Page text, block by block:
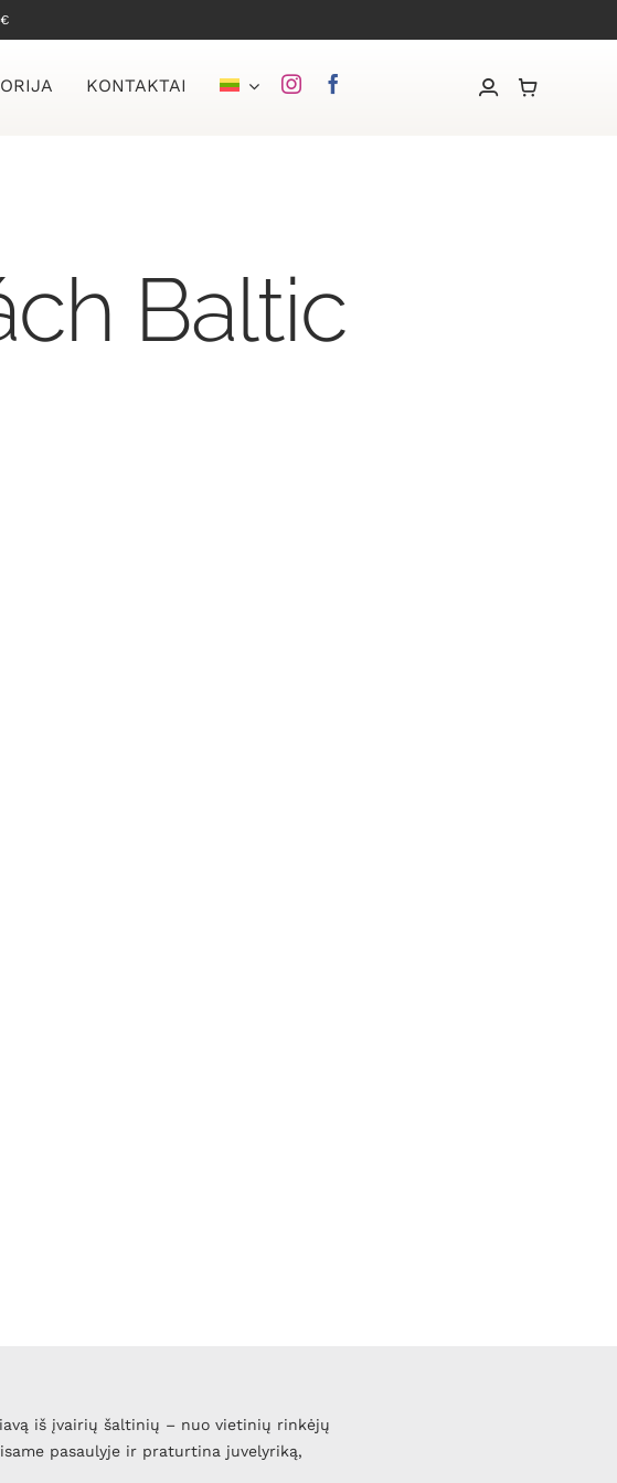
KONTAKTAI
Baltic
iš įvairių šaltinių – nuo vietinių rinkėjų
pasaulyje ir praturtina juvelyriką,